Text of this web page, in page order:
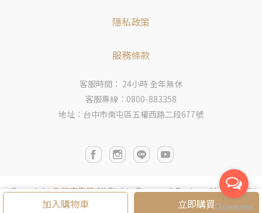
加入購物車 立即購買
隱私政策
服務條款
客服時間： 24小時 全年無休
客服專線：0800-883358
地址：台中市南屯區五權西路二段677號
Copyright ©弦宏樂器All Rights Reserved.Designed by CYBER